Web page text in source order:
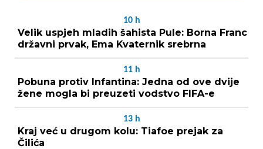
10 h
Velik uspjeh mladih šahista Pule: Borna Franc
državni prvak, Ema Kvaternik srebrna
11 h
Pobuna protiv Infantina: Jedna od ove dvije
žene mogla bi preuzeti vodstvo FIFA-e
13 h
Kraj već u drugom kolu: Tiafoe prejak za
Čilića